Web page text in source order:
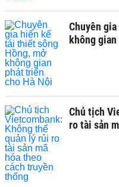
Chuyên
không
Chủ tịch
ro tài sản